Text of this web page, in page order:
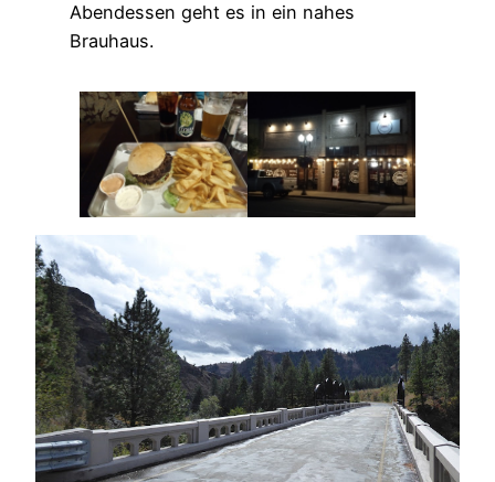
Abendessen geht es in ein nahes
Brauhaus.